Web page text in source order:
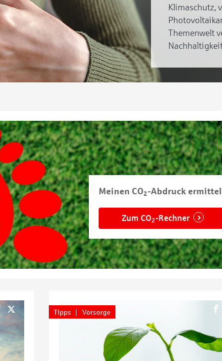
Klimaschutz,
Themenwelt
Meinen CO2-Abdruck
Zum CO2-Rechner
Tipps Vorsorge